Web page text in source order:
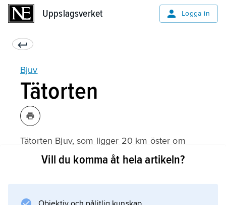
Uppslagsverket Logga in
Bjuv
Tätorten
Tätorten Bjuv, som ligger 20 km öster om
Helsingborg, är centralort i kommunen med
Vill du komma åt hela artikeln?